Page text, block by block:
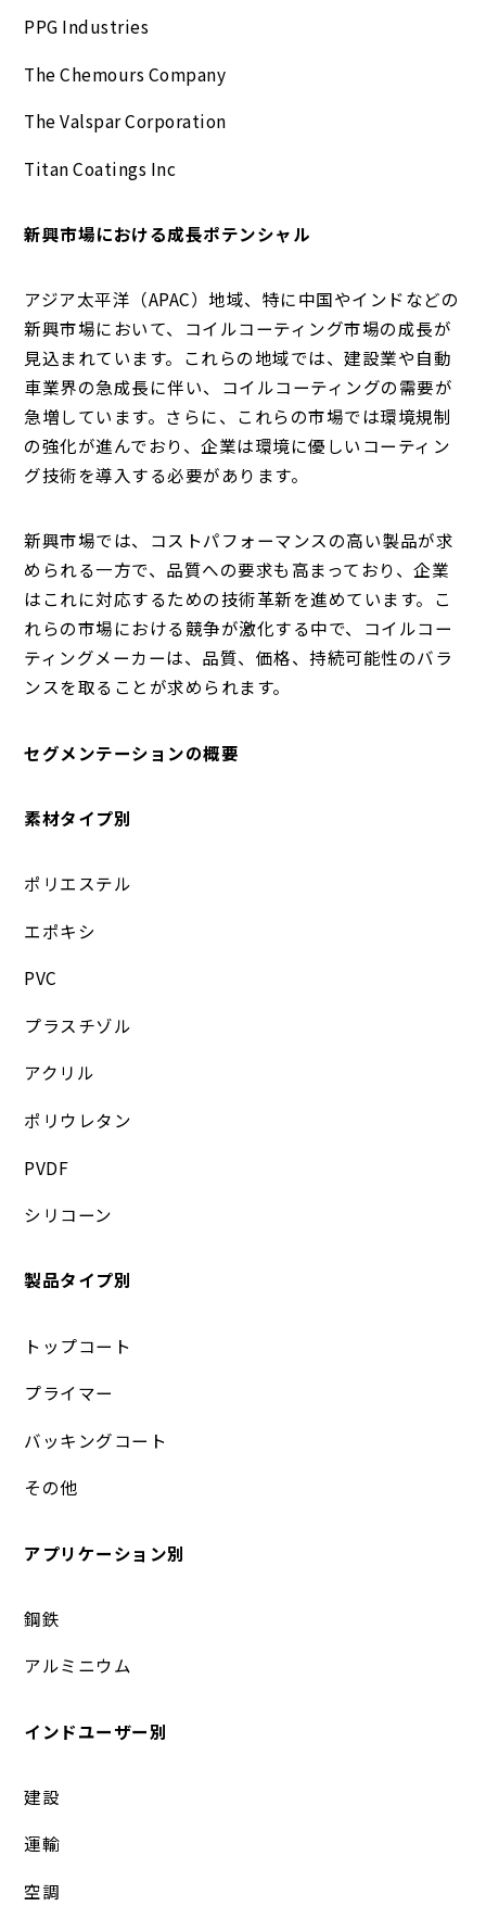
PPG Industries
The Chemours Company
The Valspar Corporation
Titan Coatings Inc
新興市場における成長ポテンシャル
アジア太平洋（APAC）地域、特に中国やインドなどの
新興市場において、コイルコーティング市場の成長が
見込まれています。これらの地域では、建設業や自動
車業界の急成長に伴い、コイルコーティングの需要が
急増しています。さらに、これらの市場では環境規制
の強化が進んでおり、企業は環境に優しいコーティン
グ技術を導入する必要があります。
新興市場では、コストパフォーマンスの高い製品が求
められる一方で、品質への要求も高まっており、企業
はこれに対応するための技術革新を進めています。こ
れらの市場における競争が激化する中で、コイルコー
ティングメーカーは、品質、価格、持続可能性のバラ
ンスを取ることが求められます。
セグメンテーションの概要
素材タイプ別
ポリエステル
エポキシ
PVC
プラスチゾル
アクリル
ポリウレタン
PVDF
シリコーン
製品タイプ別
トップコート
プライマー
バッキングコート
その他
アプリケーション別
鋼鉄
アルミニウム
インドユーザー別
建設
運輸
空調